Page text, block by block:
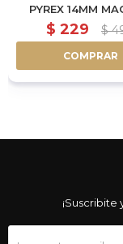
PYREX 14MM
AZUL
$ 229 $
COMPRAR